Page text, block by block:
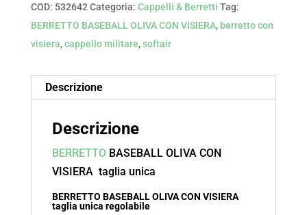
COD: 532642 Categoria: Cappelli & Berretti Tag:
BERRETTO BASEBALL OLIVA CON VISIERA, berretto con
visiera,cappello militare,softair
Descrizione
Descrizione
BERRETTOBASEBALL OLIVA CON
VISIERA taglia unica
BERRETTO BASEBALL OLIVA CON VISIERA
taglia unica regolabile